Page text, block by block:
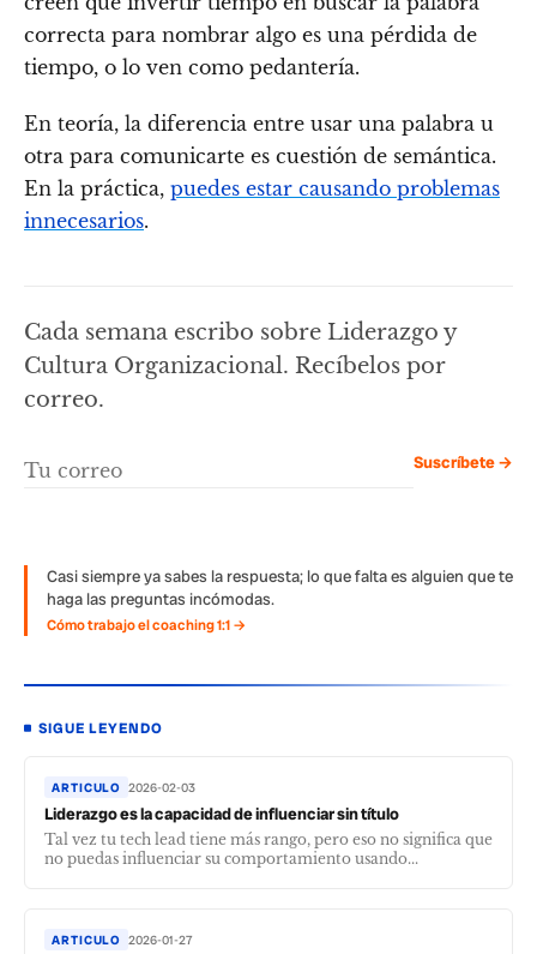
correcta para nombrar algo es una pérdida de
tiempo, o lo ven como pedantería.
En teoría, la diferencia entre usar una palabra u
otra para comunicarte es cuestión de semántica.
En la práctica, puedes estar causando problemas
innecesarios.
Cada semana escribo sobre Liderazgo y
Cultura Organizacional. Recíbelos por
correo.
Suscríbete →
Casi siempre ya sabes la respuesta; lo que falta es alguien que te
haga las preguntas incómodas.
Cómo trabajo el coaching 1:1 →
SIGUE LEYENDO
ARTICULO 2026-02-03
Liderazgo es la capacidad de influenciar sin título
Tal vez tu tech lead tiene más rango, pero eso no significa que
no puedas influenciar su comportamiento usando...
ARTICULO 2026-01-27